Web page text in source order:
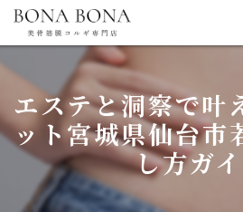
エステと洞察で叶
ット宮城県仙台市
し方ガ